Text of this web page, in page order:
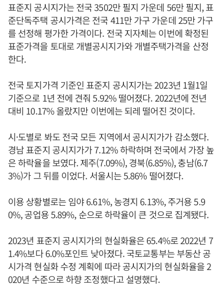
표준지 공시지가는 전국 3502만 필지 가운데 56만 필지, 표
준단독주택 공시가격은 전국 411만 가구 가운데 25만 가구
를 선정해 평가한 가격이다. 전국 지자체는 이번에 확정된
표준가격을 토대로 개별공시지가와 개별주택가격을 산정
한다.
전국 토지가격 기준인 표준지 공시지가는 2023년 1월1일
기준으로 1년 전에 견줘 5.92% 떨어졌다. 2022년에 전년
대비 10.17% 올랐지만 이번에는 되레 떨어진 것이다.
시·도별로 봐도 전국 모든 지역에서 공시지가가 감소했다.
경남 표준지 공시지가가 7.12% 하락하며 전국에서 가장 높
은 하락율을 보였다. 제주(7.09%), 경북(6.85%), 충남(6.7
3%)가 그 뒤를 이었다. 서울시는 5.86% 떨어졌다.
이용 상황별로는 임야 6.61%, 농경지 6.13%, 주거용 5.9
0%, 공업용 5.89%, 순으로 하락율이 큰 것으로 집계됐다.
2023년 표준지 공시지가의 현실화율은 65.4%로 2022년 7
1.4%보다 6.0%포인트 낮아졌다. 국토교통부는 부동산 공
시가격 현실화 수정 계획에 따라 공시지가의 현실화율을 2
020년 수준으로 하향 조정했다고 설명했다.